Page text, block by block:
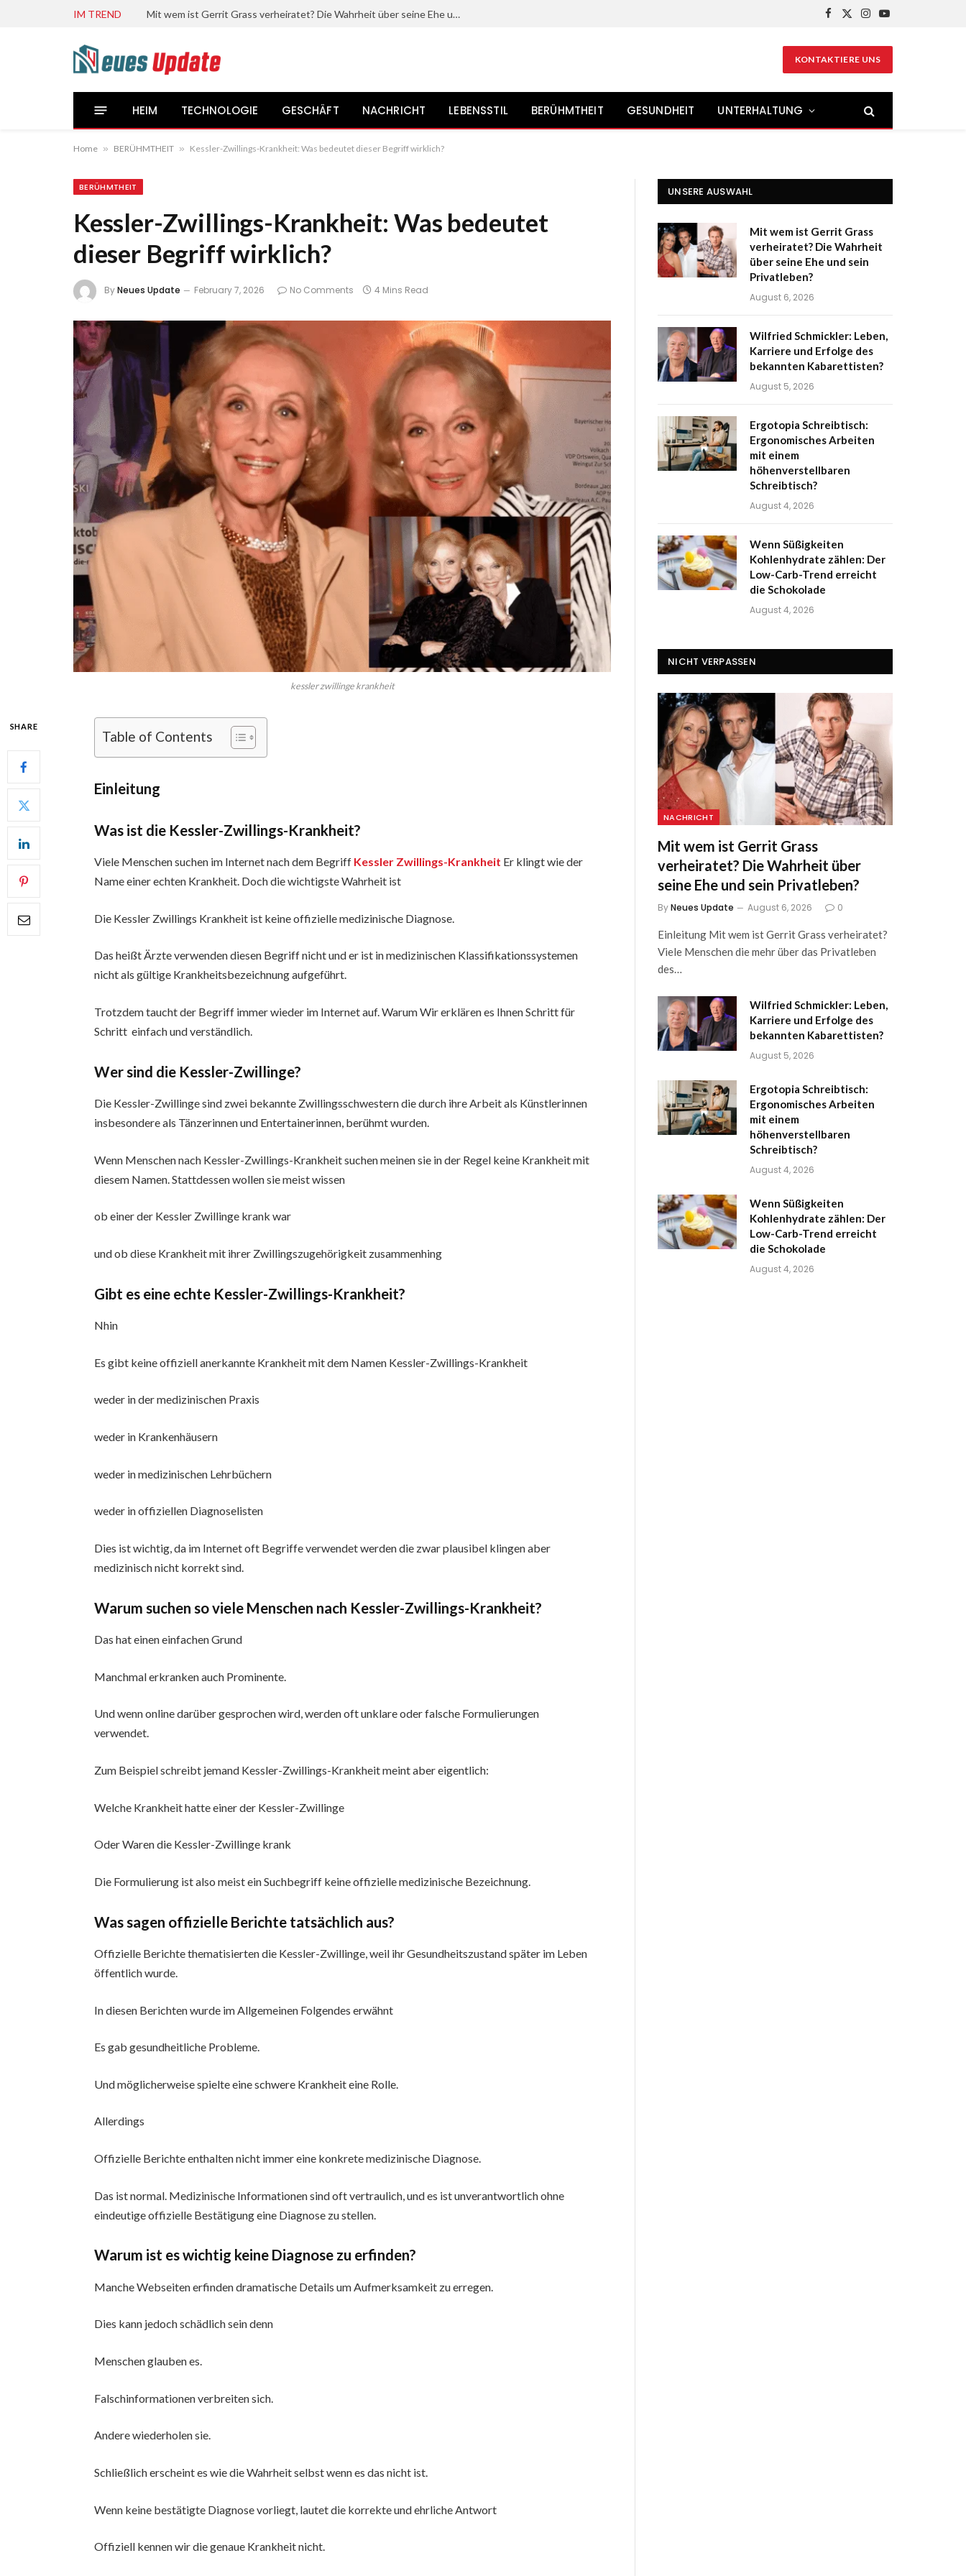
IM TREND Mit wem ist Gerrit Grass verheiratet? Die Wahrheit über seine Ehe und sein Privatleben?
Facebook
X
Instagram
YouTube
KONTAKTIERE UNS
HEIM TECHNOLOGIE GESCHÄFT NACHRICHT LEBENSSTIL BERÜHMTHEIT GESUNDHEIT UNTERHALTUNG
Home » BERÜHMTHEIT » Kessler-Zwillings-Krankheit: Was bedeutet dieser Begriff wirklich?
BERÜHMTHEIT
Kessler-Zwillings-Krankheit: Was bedeutet
dieser Begriff wirklich?
ByNeues Update February 7, 2026 No Comments 4 Mins Read
kessler zwillinge krankheit
SHARE
Table of Contents
Einleitung
Was ist die Kessler-Zwillings-Krankheit?
Viele Menschen suchen im Internet nach dem Begriff Kessler Zwillings-Krankheit Er klingt wie der
Name einer echten Krankheit. Doch die wichtigste Wahrheit ist
Die Kessler Zwillings Krankheit ist keine offizielle medizinische Diagnose.
Das heißt Ärzte verwenden diesen Begriff nicht und er ist in medizinischen Klassifikationssystemen
nicht als gültige Krankheitsbezeichnung aufgeführt.
Trotzdem taucht der Begriff immer wieder im Internet auf. Warum Wir erklären es Ihnen Schritt für
Schritt einfach und verständlich.
Wer sind die Kessler-Zwillinge?
Die Kessler-Zwillinge sind zwei bekannte Zwillingsschwestern die durch ihre Arbeit als Künstlerinnen
insbesondere als Tänzerinnen und Entertainerinnen, berühmt wurden.
Wenn Menschen nach Kessler-Zwillings-Krankheit suchen meinen sie in der Regel keine Krankheit mit
diesem Namen. Stattdessen wollen sie meist wissen
ob einer der Kessler Zwillinge krank war
und ob diese Krankheit mit ihrer Zwillingszugehörigkeit zusammenhing
Gibt es eine echte Kessler-Zwillings-Krankheit?
Nhin
Es gibt keine offiziell anerkannte Krankheit mit dem Namen Kessler-Zwillings-Krankheit
weder in der medizinischen Praxis
weder in Krankenhäusern
weder in medizinischen Lehrbüchern
weder in offiziellen Diagnoselisten
Dies ist wichtig, da im Internet oft Begriffe verwendet werden die zwar plausibel klingen aber
medizinisch nicht korrekt sind.
Warum suchen so viele Menschen nach Kessler-Zwillings-Krankheit?
Das hat einen einfachen Grund
Manchmal erkranken auch Prominente.
Und wenn online darüber gesprochen wird, werden oft unklare oder falsche Formulierungen
verwendet.
Zum Beispiel schreibt jemand Kessler-Zwillings-Krankheit meint aber eigentlich:
Welche Krankheit hatte einer der Kessler-Zwillinge
Oder Waren die Kessler-Zwillinge krank
Die Formulierung ist also meist ein Suchbegriff keine offizielle medizinische Bezeichnung.
Was sagen offizielle Berichte tatsächlich aus?
Offizielle Berichte thematisierten die Kessler-Zwillinge, weil ihr Gesundheitszustand später im Leben
öffentlich wurde.
In diesen Berichten wurde im Allgemeinen Folgendes erwähnt
Es gab gesundheitliche Probleme.
Und möglicherweise spielte eine schwere Krankheit eine Rolle.
Allerdings
Offizielle Berichte enthalten nicht immer eine konkrete medizinische Diagnose.
Das ist normal. Medizinische Informationen sind oft vertraulich, und es ist unverantwortlich ohne
eindeutige offizielle Bestätigung eine Diagnose zu stellen.
Warum ist es wichtig keine Diagnose zu erfinden?
Manche Webseiten erfinden dramatische Details um Aufmerksamkeit zu erregen.
Dies kann jedoch schädlich sein denn
Menschen glauben es.
Falschinformationen verbreiten sich.
Andere wiederholen sie.
Schließlich erscheint es wie die Wahrheit selbst wenn es das nicht ist.
Wenn keine bestätigte Diagnose vorliegt, lautet die korrekte und ehrliche Antwort
Offiziell kennen wir die genaue Krankheit nicht.
UNSERE AUSWAHL
Mit wem ist Gerrit Grass
verheiratet? Die Wahrheit
über seine Ehe und sein
Privatleben?
August 6, 2026
Wilfried Schmickler: Leben,
Karriere und Erfolge des
bekannten Kabarettisten?
August 5, 2026
Ergotopia Schreibtisch:
Ergonomisches Arbeiten
mit einem
höhenverstellbaren
Schreibtisch?
August 4, 2026
Wenn Süßigkeiten
Kohlenhydrate zählen: Der
Low-Carb-Trend erreicht
die Schokolade
August 4, 2026
NICHT VERPASSEN
NACHRICHT
Mit wem ist Gerrit Grass
verheiratet? Die Wahrheit über
seine Ehe und sein Privatleben?
ByNeues Update August 6, 2026 0
Einleitung Mit wem ist Gerrit Grass verheiratet?
Viele Menschen die mehr über das Privatleben
des…
Wilfried Schmickler: Leben,
Karriere und Erfolge des
bekannten Kabarettisten?
August 5, 2026
Ergotopia Schreibtisch:
Ergonomisches Arbeiten
mit einem
höhenverstellbaren
Schreibtisch?
August 4, 2026
Wenn Süßigkeiten
Kohlenhydrate zählen: Der
Low-Carb-Trend erreicht
die Schokolade
August 4, 2026